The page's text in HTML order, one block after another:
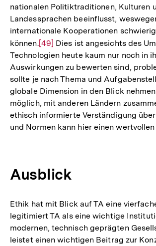
nationalen Politiktraditionen, Kulturen
Landessprachen beeinflusst,
internationale Kooperationen
können.Zur
Auflösung
der
Fußnote
[49] Dies ist angesichts des
Technologien heute kaum nur noch in
Auswirkungen zu bewerten sind,
sollte je nach Thema und
globale Dimension in den Blick
möglich, mit anderen Ländern
ethisch informierte Verständigung
und Normen kann hier einen
Ausblick
Ethik hat mit Blick auf TA eine
legitimiert TA als eine wichtige
modernen, technisch geprägten
leistet einen wichtigen Beitrag zur